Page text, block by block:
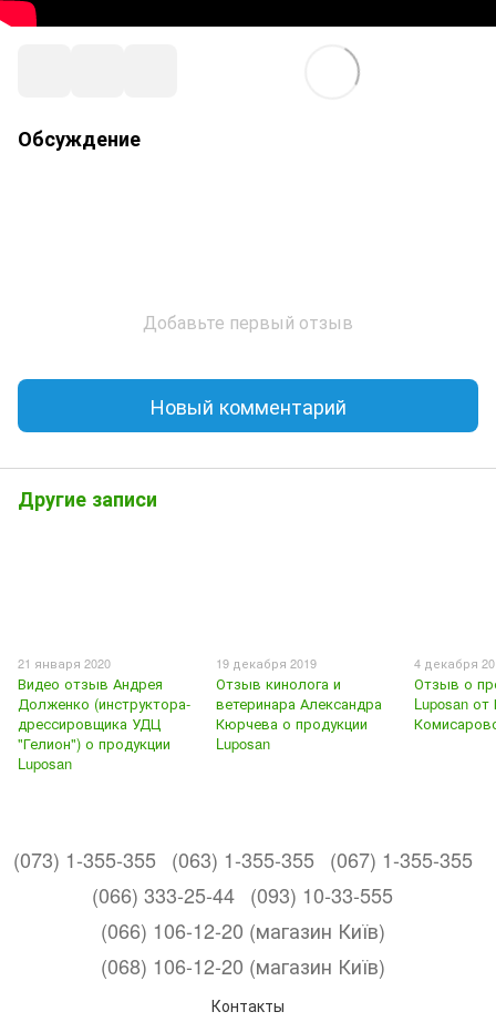
Обсуждение
Добавьте первый отзыв
Новый комментарий
Другие записи
21 января 2020
Видео отзыв Андрея
Долженко (инструктора-
дрессировщика УДЦ
"Гелион") о продукции
Luposan
19 декабря 2019
Отзыв кинолога и
ветеринара Александра
Кюрчева о продукции
Luposan
4 декабря
Отзыв о
Luposan
(073) 1-355-355 (063) 1-355-355 (067) 1-355-355
(066) 333-25-44 (093) 10-33-555
(066) 106-12-20 (магазин Київ)
(068) 106-12-20 (магазин Київ)
Контакты